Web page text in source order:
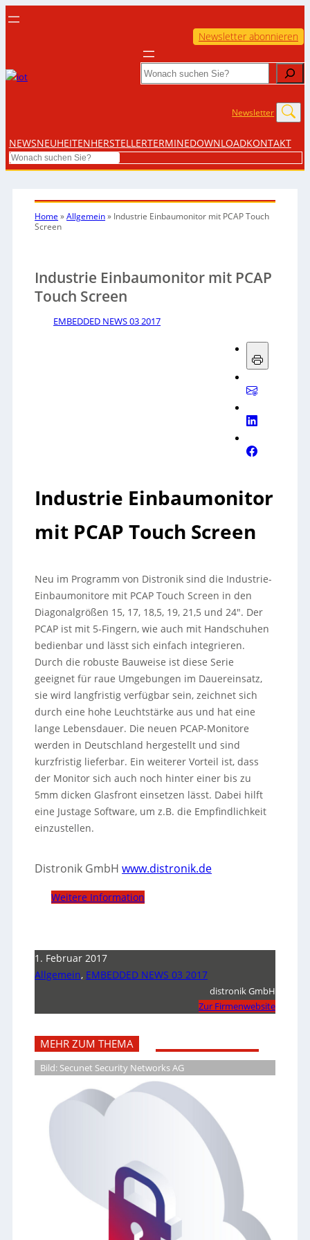
Newsletter abonnieren
Search
Newsletter
NEWSNEUHEITENHERSTELLERTERMINEDOWNLOADKONTAKT
Search
Home »Allgemein» Industrie Einbaumonitor mit PCAP Touch
Screen
Industrie Einbaumonitor mit PCAP
Touch Screen
EMBEDDED NEWS 03 2017
Industrie Einbaumonitor
mit PCAP Touch Screen
Neu im Programm von Distronik sind die Industrie-
Einbaumonitore mit PCAP Touch Screen in den
Diagonalgrößen 15, 17, 18,5, 19, 21,5 und 24″. Der
PCAP ist mit 5-Fingern, wie auch mit Handschuhen
bedienbar und lässt sich einfach integrieren.
Durch die robuste Bauweise ist diese Serie
geeignet für raue Umgebungen im Dauereinsatz,
sie wird langfristig verfügbar sein, zeichnet sich
durch eine hohe Leuchtstärke aus und hat eine
lange Lebensdauer. Die neuen PCAP-Monitore
werden in Deutschland hergestellt und sind
kurzfristig lieferbar. Ein weiterer Vorteil ist, dass
der Monitor sich auch noch hinter einer bis zu
5mm dicken Glasfront einsetzen lässt. Dabei hilft
eine Justage Software, um z.B. die Empfindlichkeit
einzustellen.
Distronik GmbHwww.distronik.de
Weitere Information
1. Februar 2017
Allgemein, EMBEDDED NEWS 03 2017
distronik GmbH
Zur Firmenwebsite
MEHR ZUM THEMA
Bild: Secunet Security Networks AG